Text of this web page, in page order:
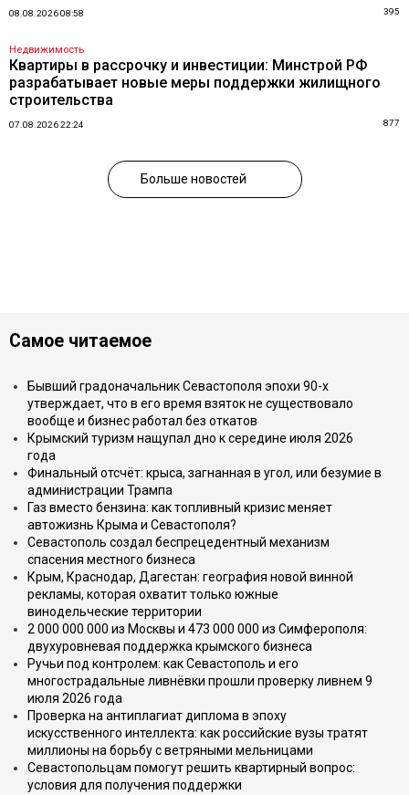
08.08.2026 08:58 395
Недвижимость
Квартиры в рассрочку и инвестиции: Минстрой РФ
разрабатывает новые меры поддержки жилищного
строительства
07.08.2026 22:24 877
Больше новостей
Самое читаемое
Бывший градоначальник Севастополя эпохи 90-х
утверждает, что в его время взяток не существовало
вообще и бизнес работал без откатов
Крымский туризм нащупал дно к середине июля 2026
года
Финальный отсчёт: крыса, загнанная в угол, или безумие в
администрации Трампа
Газ вместо бензина: как топливный кризис меняет
автожизнь Крыма и Севастополя?
Севастополь создал беспрецедентный механизм
спасения местного бизнеса
Крым, Краснодар, Дагестан: география новой винной
рекламы, которая охватит только южные
винодельческие территории
2 000 000 000 из Москвы и 473 000 000 из Симферополя:
двухуровневая поддержка крымского бизнеса
Ручьи под контролем: как Севастополь и его
многострадальные ливнёвки прошли проверку ливнем 9
июля 2026 года
Проверка на антиплагиат диплома в эпоху
искусственного интеллекта: как российские вузы тратят
миллионы на борьбу с ветряными мельницами
Севастопольцам помогут решить квартирный вопрос:
условия для получения поддержки